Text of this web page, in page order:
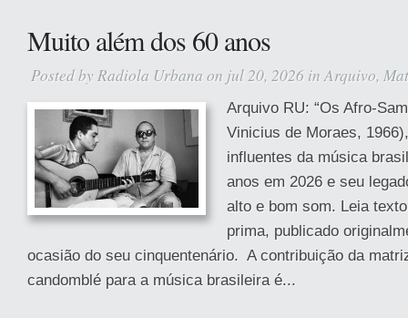
Muito além dos 60 anos
Posted by Radiola Urbana on jul 20, 2026 inArquivo,
Arquivo RU: “Os Afro-
Vinicius de Moraes,
influentes da música
anos em 2026 e seu
alto e bom som. Leia
prima, publicado
ocasião do seu cinquentenário. A contribuição da
candomblé para a música brasileira é...